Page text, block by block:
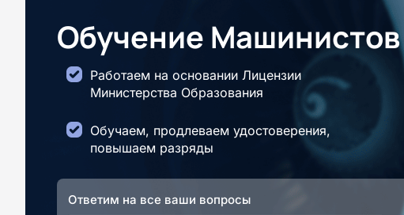
Обучение
Работаем на основании Лицензии
Министерства Образования
Обучаем, продлеваем удостоверения,
повышаем разряды
Ответим на все ваши вопросы